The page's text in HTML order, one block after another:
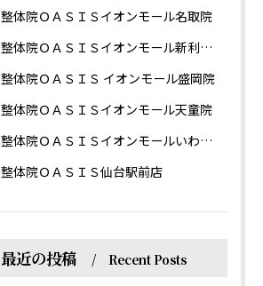
整体院ＯＡＳＩＳイオンモール名取院
整体院ＯＡＳＩＳイオンモール新利府南館院
整体院ＯＡＳＩＳ イオンモール盛岡院
整体院ＯＡＳＩＳイオンモール天童院
整体院ＯＡＳＩＳイオンモールいわき小名浜院
整体院ＯＡＳＩＳ仙台駅前店
最近の投稿 Recent Posts